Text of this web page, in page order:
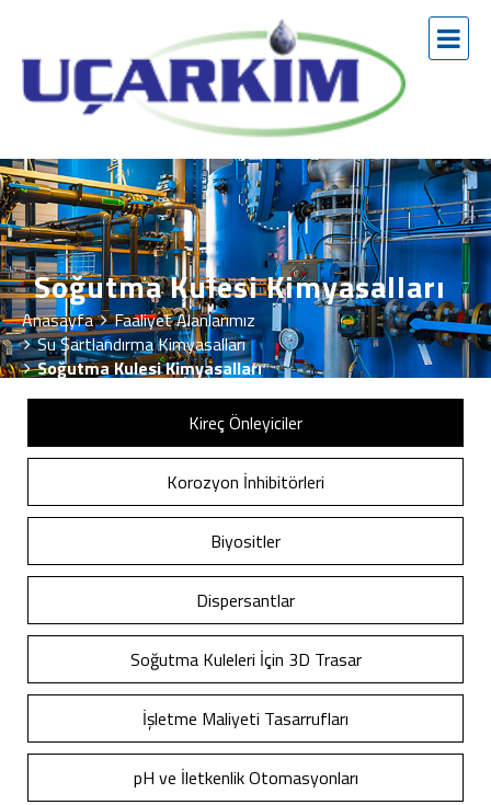
Soğutma Kulesi Kimyasalları
Anasayfa
Faaliyet Alanlarımız
Su Şartlandırma Kimyasalları
Soğutma Kulesi Kimyasalları
Kireç Önleyiciler
Korozyon İnhibitörleri
Biyositler
Dispersantlar
Soğutma Kuleleri İçin 3D Trasar
İşletme Maliyeti Tasarrufları
pH ve İletkenlik Otomasyonları